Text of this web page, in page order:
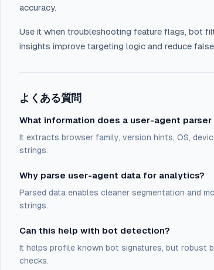
accuracy.
Use it when troubleshooting feature flags, bot
insights improve targeting logic and reduce
よくある質問
What information does a user-agent parser
It extracts browser family, version hints, OS,
strings.
Why parse user-agent data for analytics?
Parsed data enables cleaner segmentation and
strings.
Can this help with bot detection?
It helps profile known bot signatures, but robust
checks.